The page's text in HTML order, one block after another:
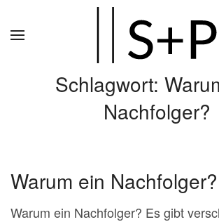
Schlagwort:
Nachfolger?
Warum ein Nachfolger?
Warum ein Nachfolger? Es gibt